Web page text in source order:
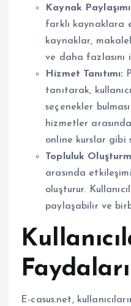
Kaynak
farklı kaynaklara
kaynaklar,
ve daha fazlasını
Hizmet Tanıtımı:
tanıtarak,
seçenekler
hizmetler
online kurslar gibi
Topluluk
arasında
oluşturur.
paylaşabilir ve
Faydaları
E-casus.net,